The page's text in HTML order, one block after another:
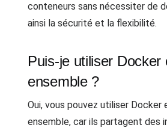
conteneurs sans nécessiter de
ainsi la sécurité et la flexibilité.
Puis-je utiliser Docker
ensemble ?
Oui, vous pouvez utiliser Docker
ensemble, car ils partagent des